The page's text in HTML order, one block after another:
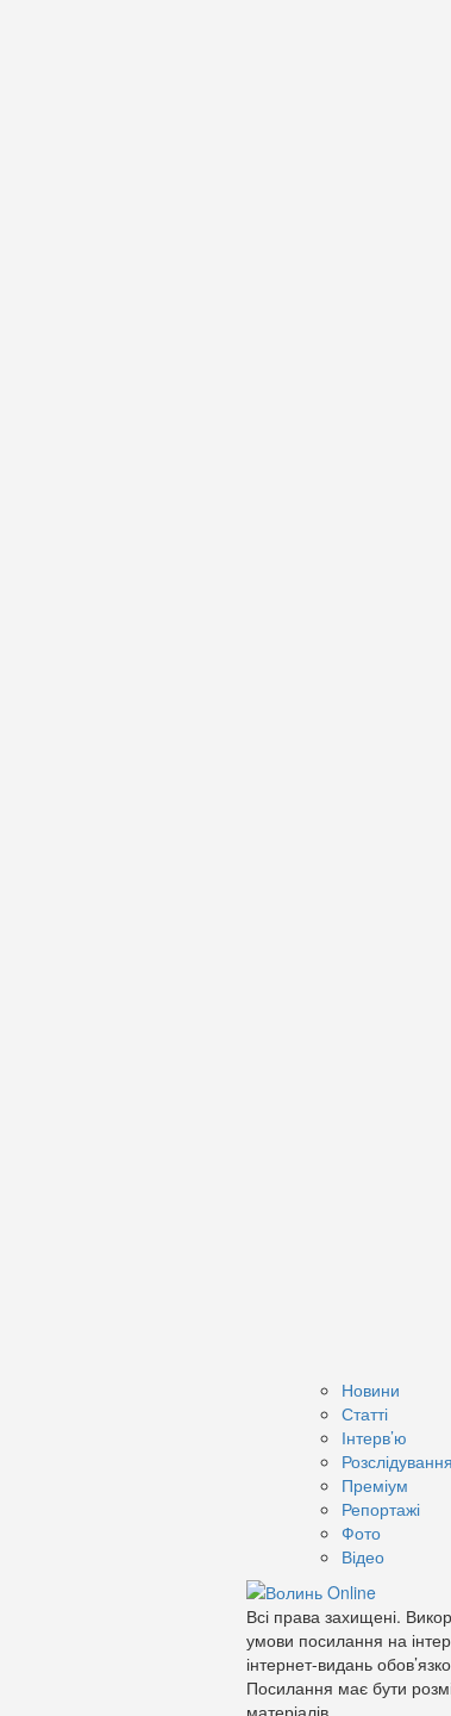
Новини
Статті
Інтерв’ю
Розслідування
Преміум
Репортажі
Фото
Відео
Всі права захищені.
умови посилання на
інтернет-видань
Посилання має бути